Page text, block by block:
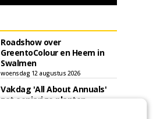
Roadshow over
GreentoColour en Heem in
Swalmen
woensdag 12 augustus 2026
Vakdag 'All About Annuals'
zet eenjarige planten